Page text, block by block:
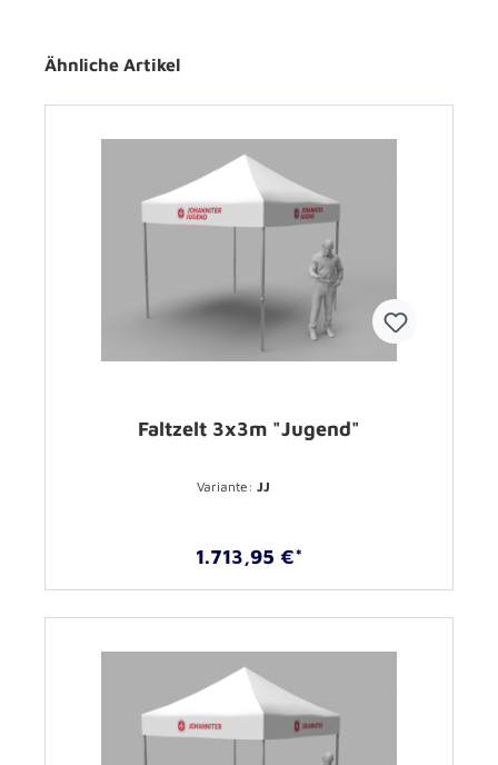
Ähnliche Artikel
Faltzelt 3x3m "Jugend"
Variante: JJ
1.713,95 €*